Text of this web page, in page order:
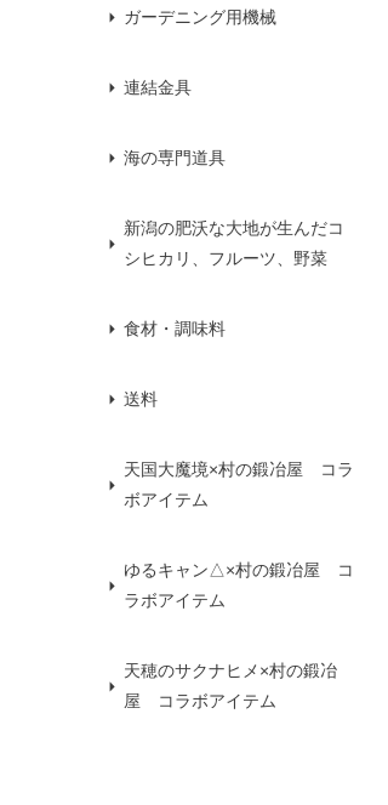
ガーデニング用機械
連結金具
海の専門道具
新潟の肥沃な大地が生んだコ
シヒカリ、フルーツ、野菜
食材・調味料
送料
天国大魔境×村の鍛冶屋 コラ
ボアイテム
ゆるキャン△×村の鍛冶屋 コ
ラボアイテム
天穂のサクナヒメ×村の鍛冶
屋 コラボアイテム